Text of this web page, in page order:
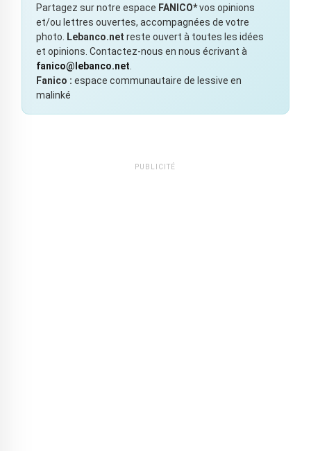
Partagez sur notre espace FANICO*vos opinions
et/ou lettres ouvertes, accompagnées de votre
photo. Lebanco.net reste ouvert à toutes les idées
et opinions. Contactez-nous en nous écrivant à
fanico@lebanco.net.
Fanico : espace communautaire de lessive en
malinké
PUBLICITÉ